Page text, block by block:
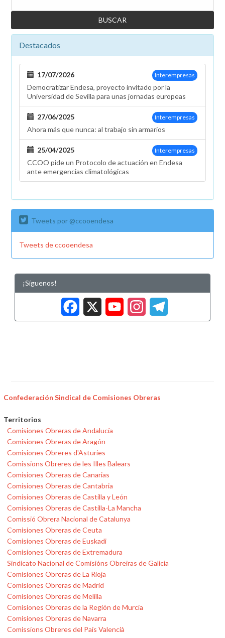
Destacados
Interempresas
17/07/2026
Democratizar Endesa, proyecto invitado por la
Universidad de Sevilla para unas jornadas europeas
Interempresas
27/06/2025
Ahora más que nunca: al trabajo sin armarios
Interempresas
25/04/2025
CCOO pide un Protocolo de actuación en Endesa
ante emergencias climatológicas
Tweets por @ccooendesa
Tweets de ccooendesa
¡Síguenos!
Facebook
X
Confederación Sindical de Comisiones Obreras
Territorios
Comisiones Obreras de Andalucía
Comisiones Obreras de Aragón
Comisiones Obreres d'Asturies
Comissions Obreres de les Illes Balears
Comisiones Obreras de Canarias
Comisiones Obreras de Cantabria
Comisiones Obreras de Castilla y León
Comisiones Obreras de Castilla-La Mancha
Comissió Obrera Nacional de Catalunya
Comisiones Obreras de Ceuta
Comisiones Obreras de Euskadi
Comisiones Obreras de Extremadura
Sindicato Nacional de Comisións Obreiras de Galicia
Comisiones Obreras de La Rioja
Comisiones Obreras de Madrid
Comisiones Obreras de Melilla
Comisiones Obreras de la Región de Murcia
Comisiones Obreras de Navarra
Comissions Obreres del País Valencià